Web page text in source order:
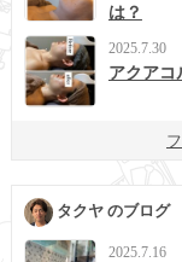
は？
2025.7.30
アクアコ
タクヤ のブログ
2025.7.16